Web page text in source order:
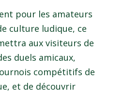
pour les amateurs
culture ludique, ce
aux visiteurs de
duels amicaux,
compétitifs de
et de découvrir